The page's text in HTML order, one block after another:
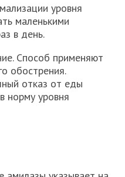
уровня
маленькими
в день.
Способ применяют
обострения.
отказ от еды
норму уровня